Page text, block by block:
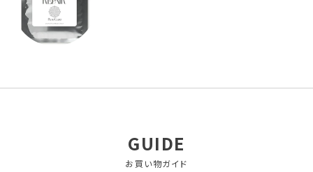
GUIDE
お買い物ガイド